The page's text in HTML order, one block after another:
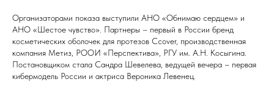
Организаторами показа выступили АНО «Обнимаю сердцем» и
АНО «Шестое чувство». Партнеры – первый в России бренд
косметических оболочек для протезов Ccover, производственная
компания Метиз, РООИ «Перспектива», РГУ им. А.Н. Косыгина.
Постановщиком стала Сандра Шевелева, ведущей вечера – первая
кибермодель России и актриса Вероника Левенец.